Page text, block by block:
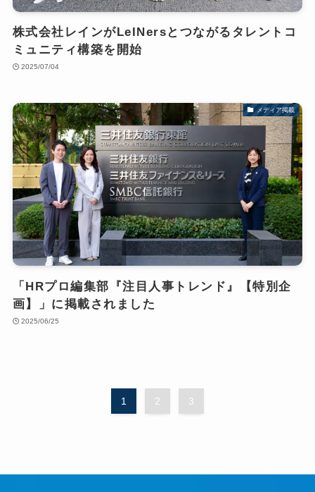
株式会社レインがLeINersとつながるタレントコ
ミュニティ構築を開始
2025/07/04
メディア掲載
「HRプロ編集部『注目人事トレンド』【特別企
画】」に掲載されました
2025/06/25
1 2 3